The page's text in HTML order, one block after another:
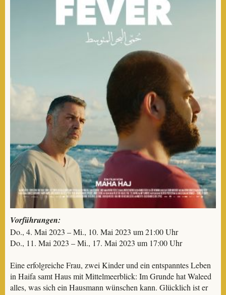
Vorführungen:
Do., 4. Mai 2023 – Mi., 10. Mai 2023 um 21:00 Uhr
Do., 11. Mai 2023 – Mi., 17. Mai 2023 um 17:00 Uhr
Eine erfolgreiche Frau, zwei Kinder und ein entspanntes Leben
in Haifa samt Haus mit Mittelmeerblick: Im Grunde hat Waleed
alles, was sich ein Hausmann wünschen kann. Glücklich ist er